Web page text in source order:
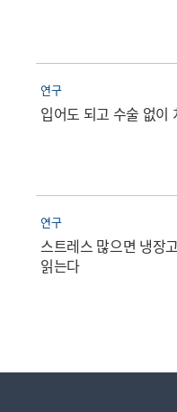
연구
입어도 되고 수술 없이
연구
스트레스 많으면 냉장
읽는다